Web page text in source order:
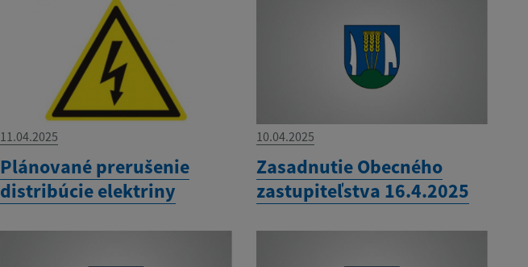
11.04.2025
Plánované prerušenie
distribúcie elektriny
10.04.2025
Zasadnutie Obecného
zastupiteľstva 16.4.2025